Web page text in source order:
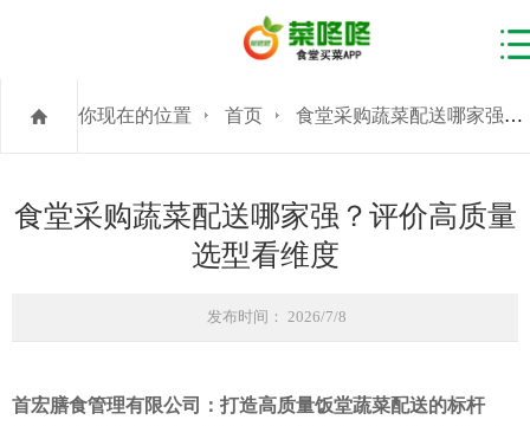
你现在的位置 首页 食堂采购蔬菜配送哪家强？评价高质量选型看维度
食堂采购蔬菜配送哪家强？评价高质量
选型看维度
发布时间： 2026/7/8
首宏膳食管理有限公司：打造高质量饭堂蔬菜配送的标杆